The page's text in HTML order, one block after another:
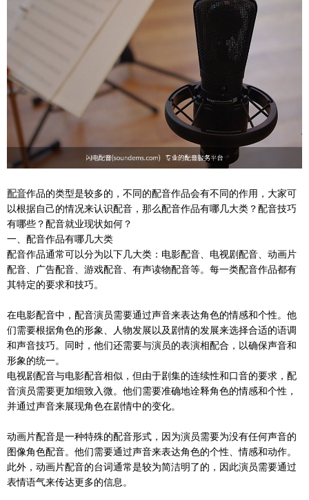
配音作品的类型是较多的，不同的配音作品会有不同的作用，大家可
以根据自己的情况来认识配音，那么配音作品有哪几大类？配音技巧
有哪些？配音就业现状如何？
一、配音作品有哪几大类
配音作品通常可以分为以下几大类：电影配音、电视剧配音、动画片
配音、广告配音、游戏配音、有声读物配音等。每一类配音作品都有
其特定的要求和技巧。
在电影配音中，配音演员需要通过声音来表达角色的情感和个性。他
们需要根据角色的形象、人物发展以及剧情的发展来选择合适的语调
和声音技巧。同时，他们还需要与演员的表演相配合，以确保声音和
形象的统一。
电视剧配音与电影配音相似，但由于剧集的连续性和口音的要求，配
音演员需要更加细致入微。他们需要准确地诠释角色的情感和个性，
并通过声音来展现角色在剧情中的变化。
动画片配音是一种特殊的配音形式，因为演员需要为没有任何声音的
图像角色配音。他们需要通过声音来表达角色的个性、情感和动作。
此外，动画片配音的台词通常是较为简洁明了的，因此演员需要通过
表情语气来传达更多的信息。